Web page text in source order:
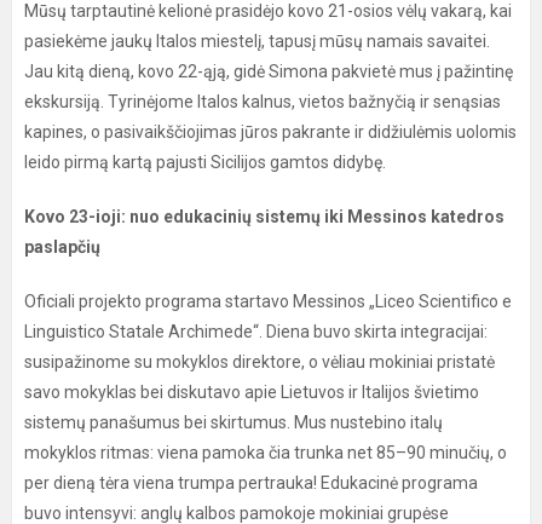
Mūsų tarptautinė kelionė prasidėjo kovo 21-osios vėlų vakarą, kai
pasiekėme jaukų Italos miestelį, tapusį mūsų namais savaitei.
Jau kitą dieną, kovo 22-ąją, gidė Simona pakvietė mus į pažintinę
ekskursiją. Tyrinėjome Italos kalnus, vietos bažnyčią ir senąsias
kapines, o pasivaikščiojimas jūros pakrante ir didžiulėmis uolomis
leido pirmą kartą pajusti Sicilijos gamtos didybę.
Kovo 23-ioji: nuo edukacinių sistemų iki Messinos katedros
paslapčių
Oficiali projekto programa startavo Messinos „Liceo Scientifico e
Linguistico Statale Archimede“. Diena buvo skirta integracijai:
susipažinome su mokyklos direktore, o vėliau mokiniai pristatė
savo mokyklas bei diskutavo apie Lietuvos ir Italijos švietimo
sistemų panašumus bei skirtumus. Mus nustebino italų
mokyklos ritmas: viena pamoka čia trunka net 85–90 minučių, o
per dieną tėra viena trumpa pertrauka! Edukacinė programa
buvo intensyvi: anglų kalbos pamokoje mokiniai grupėse